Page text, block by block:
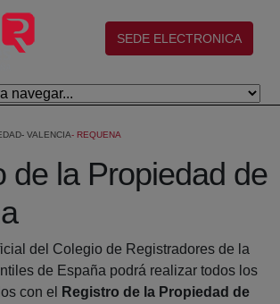
(abre en nueva ventana)
SEDE ELECTRONICA
VALENCIA REQUENA
de la Propiedad de
del Colegio de Registradores de la
de España podrá realizar todos los
con el
Registro de la Propiedad de